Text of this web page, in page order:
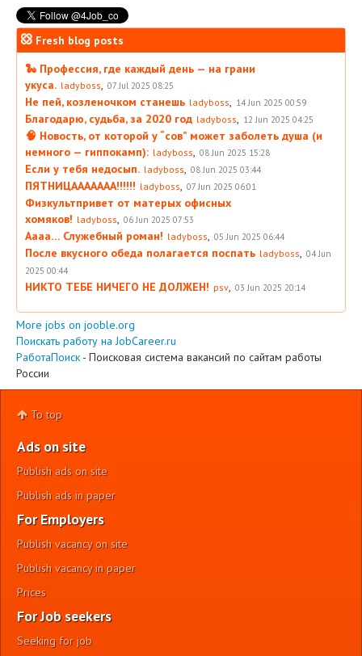
Fresh blog posts
🐍 Профессия, где каждый день — на грани
укуса. ladyboss 07 Jul 2025 08:25
Не пей, козленочком станешь ladyboss 14 Jun 2025 00:59
Благодарю, судьба, за 2020 год ladyboss 12 Jun 2025 04:25
🧠 Новость, от которой у “сов” может заболеть душа (и
немного — гиппокамп): ladyboss 08 Jun 2025 15:28
Если у тебя недосып. ladyboss 08 Jun 2025 03:44
ПЯТНИЦААААААА!!!!!! ladyboss 07 Jun 2025 06:01
Физкультпривет от матерых офисных
хомяков! ladyboss 06 Jun 2025 07:53
Аааа… Служебный роман! ladyboss 05 Jun 2025 06:44
После вкусного обеда полагается поспать ladyboss
04 Jun
2025 00:44
НИКТО ТЕБЕ НИЧЕГО НЕ ДОЛЖЕН! psv 03 Jun 2025 20:14
More jobs on jooble.org
Поискать работу на JobCareer.ru
РаботаПоиск - Поисковая система вакансий по сайтам работы
России
To top
Ads on site
Publish ads on site
Publish ads in paper
For Employers
Publish vacancy on site
Publish vacancy in paper
Prices
For Job seekers
Seeking for job